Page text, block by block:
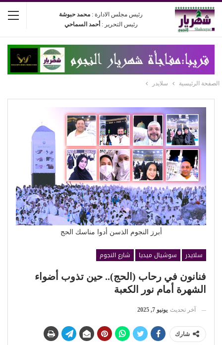
رئيس مجلس الادارة : محمد حبوشة
رئيس التحرير : أحمد السماحي
الصفحة الرئيسية سلايدر
أبرز النجوم الذسن أدوا مناسك الحج
سلايدر سوشيال ميديا
شارع النجوم
فنانون في رحاب (الحج).. حين تذوب أضواء
الشهرة أمام نور الكعبة
آخر تحديث يونيو 7, 2025
شارك